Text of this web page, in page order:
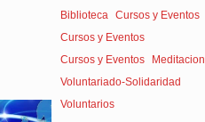
Biblioteca Cursos y Eventos
Cursos y Eventos
Cursos y Eventos
Meditacion
Voluntariado-Solidaridad
Voluntarios